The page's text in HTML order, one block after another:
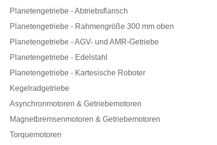
Planetengetriebe - Abtriebsflansch
Planetengetriebe - Rahmengröße 300 mm oben
Planetengetriebe - AGV- und AMR-Getriebe
Planetengetriebe - Edelstahl
Planetengetriebe - Kartesische Roboter
Kegelradgetriebe
Asynchronmotoren & Getriebemotoren
Magnetbremsenmotoren & Getriebemotoren
Torquemotoren